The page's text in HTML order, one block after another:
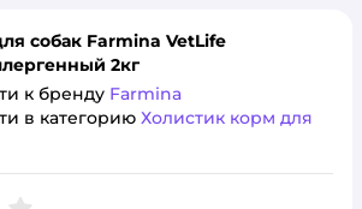
собак Farmina VetLife
2кг
к бренду Farmina
в категорию Холистик корм для